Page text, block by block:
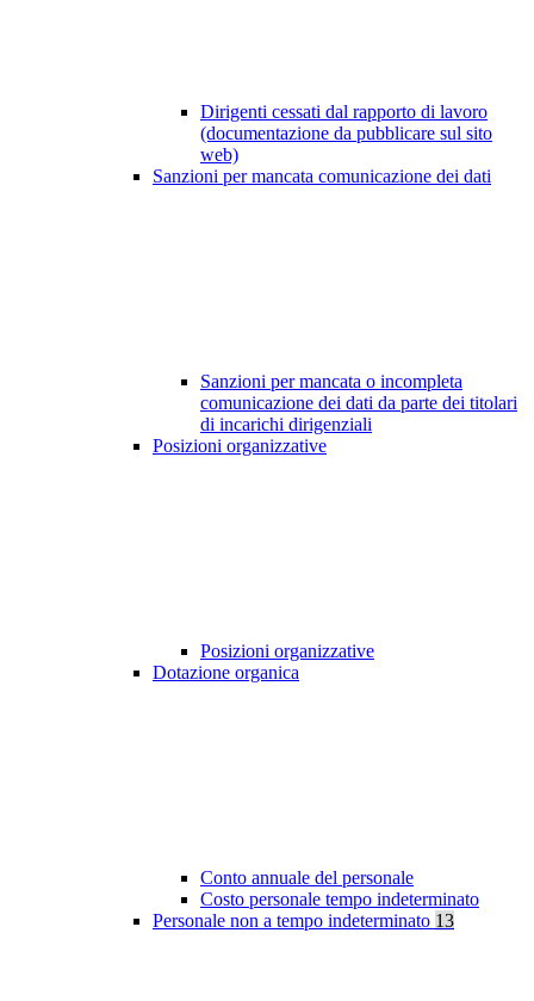
Dirigenti cessati dal rapporto di lavoro
(documentazione da pubblicare sul sito
web)
Sanzioni per mancata comunicazione dei dati
Sanzioni per mancata o incompleta
comunicazione dei dati da parte dei titolari
di incarichi dirigenziali
Posizioni organizzative
Posizioni organizzative
Dotazione organica
Conto annuale del personale
Costo personale tempo indeterminato
Personale non a tempo indeterminato 13